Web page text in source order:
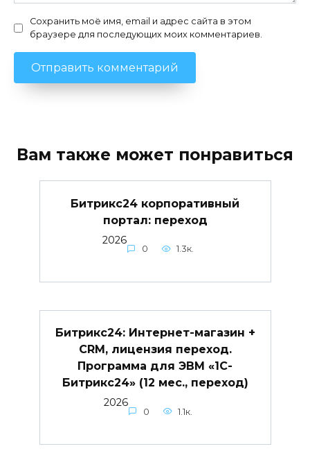
Сохранить моё имя, email и адрес сайта в этом
браузере для последующих моих комментариев.
Вам также может понравиться
Битрикс24 корпоративный
портал: переход
2026
0 1.3к.
Битрикс24: Интернет-магазин +
CRM, лицензия переход.
Программа для ЭВМ «1С-
Битрикс24» (12 мес., переход)
2026
0 1.1к.